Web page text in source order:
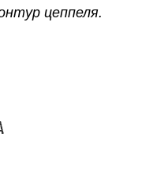
цеппеля.